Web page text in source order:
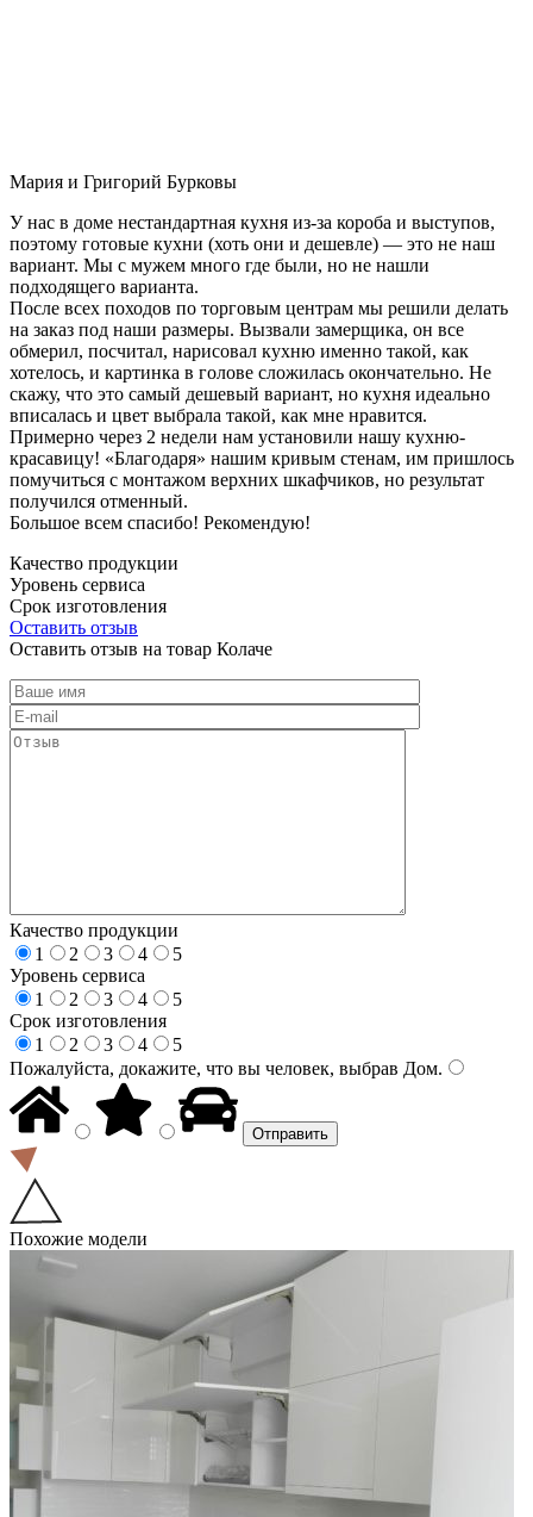
Мария и Григорий Бурковы
У нас в доме нестандартная кухня из-за короба и выступов,
поэтому готовые кухни (хоть они и дешевле) — это не наш
вариант. Мы с мужем много где были, но не нашли
подходящего варианта.
После всех походов по торговым центрам мы решили делать
на заказ под наши размеры. Вызвали замерщика, он все
обмерил, посчитал, нарисовал кухню именно такой, как
хотелось, и картинка в голове сложилась окончательно. Не
скажу, что это самый дешевый вариант, но кухня идеально
вписалась и цвет выбрала такой, как мне нравится.
Примерно через 2 недели нам установили нашу кухню-
красавицу! «Благодаря» нашим кривым стенам, им пришлось
помучиться с монтажом верхних шкафчиков, но результат
получился отменный.
Большое всем спасибо! Рекомендую!
Качество продукции
Уровень сервиса
Срок изготовления
Оставить отзыв
Оставить отзыв на товар Колаче
Качество продукции
1
2 3 4
5
Уровень сервиса
1
2 3 4
5
Срок изготовления
1
2 3 4
5
Пожалуйста, докажите, что вы человек, выбрав Дом.
Похожие модели